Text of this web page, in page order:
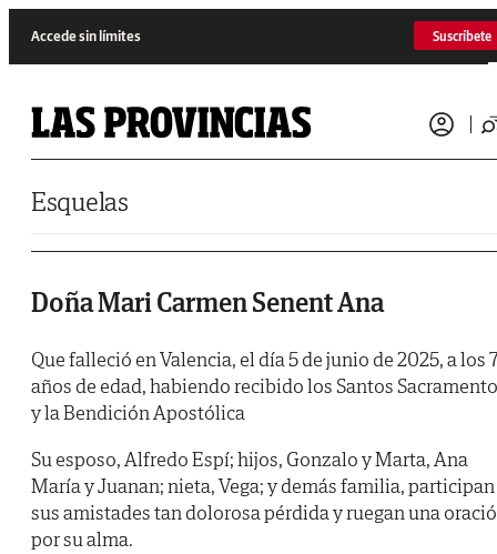
Accede sin límites Suscríbete
Esquelas
Doña Mari Carmen Senent Ana
Que falleció en Valencia, el día 5 de junio de 2025, a los
años de edad, habiendo recibido los Santos
y la Bendición Apostólica
Su esposo, Alfredo Espí; hijos, Gonzalo y Marta, Ana
María y Juanan; nieta, Vega; y demás familia, participan
sus amistades tan dolorosa pérdida y ruegan una
por su alma.